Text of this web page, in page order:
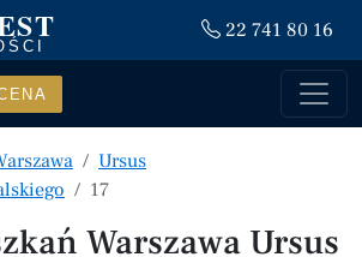
22 741 80 16
Ursus
17
Warszawa Ursus